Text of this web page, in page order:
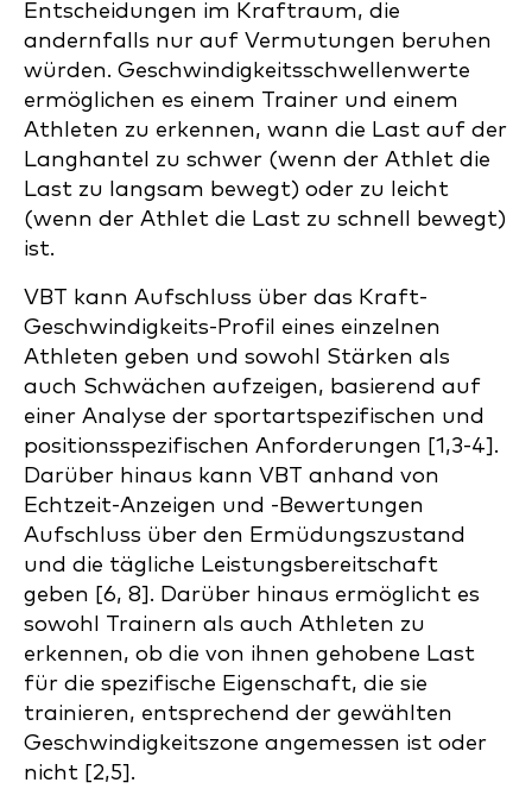
Entscheidungen im Kraftraum, die
andernfalls nur auf Vermutungen beruhen
würden. Geschwindigkeitsschwellenwerte
ermöglichen es einem Trainer und einem
Athleten zu erkennen, wann die Last auf der
Langhantel zu schwer (wenn der Athlet die
Last zu langsam bewegt) oder zu leicht
(wenn der Athlet die Last zu schnell bewegt)
ist.
VBT kann Aufschluss über das Kraft-
Geschwindigkeits-Profil eines einzelnen
Athleten geben und sowohl Stärken als
auch Schwächen aufzeigen, basierend auf
einer Analyse der sportartspezifischen und
positionsspezifischen Anforderungen [1,3-4].
Darüber hinaus kann VBT anhand von
Echtzeit-Anzeigen und -Bewertungen
Aufschluss über den Ermüdungszustand
und die tägliche Leistungsbereitschaft
geben [6, 8]. Darüber hinaus ermöglicht es
sowohl Trainern als auch Athleten zu
erkennen, ob die von ihnen gehobene Last
für die spezifische Eigenschaft, die sie
trainieren, entsprechend der gewählten
Geschwindigkeitszone angemessen ist oder
nicht [2,5].